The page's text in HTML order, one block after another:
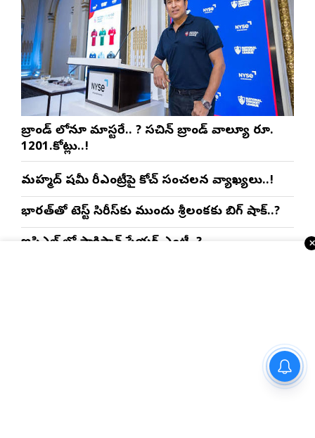
బ్రాండ్ లోనూ మాస్టరే.. ? సచిన్ బ్రాండ్ వాల్యూ రూ.
1201.కోట్లు..!
మహ్మద్ షమీ రీఎంట్రీపై కోచ్ సంచలన వ్యాఖ్యలు..!
భారత్‌తో టెస్ట్ సిరీస్‌కు ముందు శ్రీలంకకు బిగ్ షాక్..?
ఐపిఎల్ లో పాకిస్తాన్ ప్లేయర్ ఎంట్రీ..?